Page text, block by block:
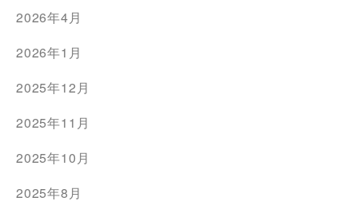
2026年4月
2026年1月
2025年12月
2025年11月
2025年10月
2025年8月